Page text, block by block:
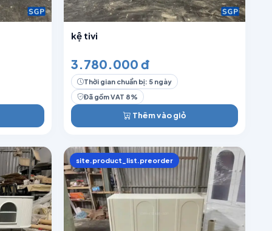
kệ tivi
3.780.000 đ
Thời gian chuẩn bị: 5 ngày
Đã gồm VAT 8%
Thêm vào giỏ
site.product_list.preorder